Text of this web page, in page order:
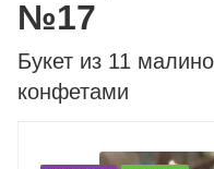
Букет из 11
конфетами
№17